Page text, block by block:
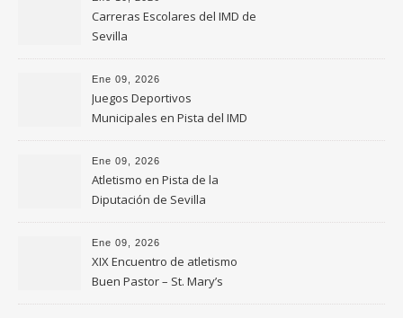
Carreras Escolares del IMD de
Sevilla
Ene 09, 2026
Juegos Deportivos
Municipales en Pista del IMD
de Sevilla
Ene 09, 2026
Atletismo en Pista de la
Diputación de Sevilla
Ene 09, 2026
XIX Encuentro de atletismo
Buen Pastor – St. Mary’s